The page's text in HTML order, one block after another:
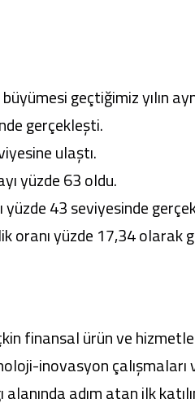
geçtiğimiz yılın
gerçekleşti.
ulaştı.
yüzde 63 oldu.
yüzde 43 seviyesinde
oranı yüzde 17,34 olarak
finansal ürün ve
inovasyon
alanında adım atan ilk